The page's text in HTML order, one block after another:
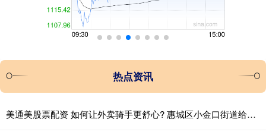
热点资讯
美通美股票配资 如何让外卖骑手更舒心? 惠城区小金口街道给出答案